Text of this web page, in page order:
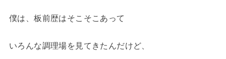
僕は、板前歴はそこそこあって
いろんな調理場を見てきたんだけど、